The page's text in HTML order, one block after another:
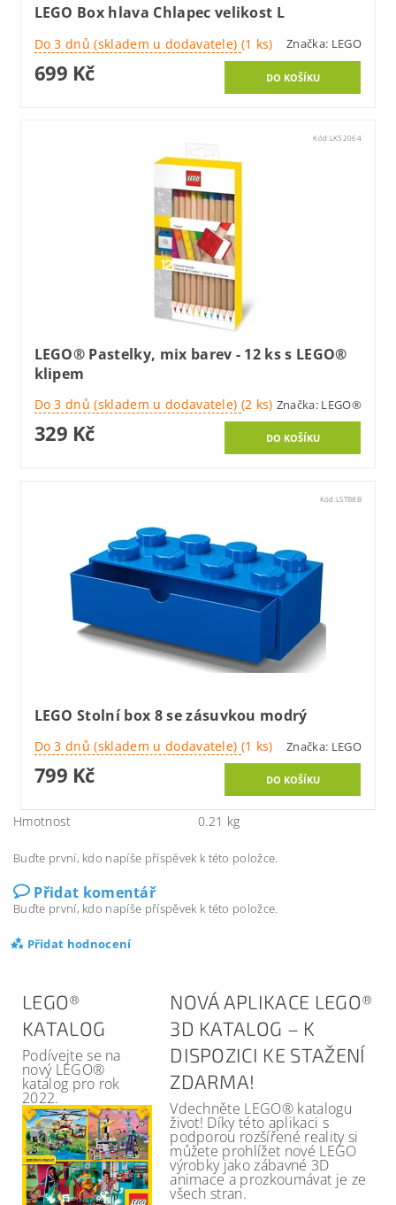
LEGO Box hlava Chlapec velikost L
Do 3 dnů (skladem u dodavatele) (1 ks) Značka: LEGO
699 Kč
Kód: LK52064
LEGO® Pastelky, mix barev - 12 ks s LEGO®
klipem
Do 3 dnů (skladem u dodavatele) (2 ks) Značka: LEGO®
329 Kč
Kód:LSTB8B
LEGO Stolní box 8 se zásuvkou modrý
Do 3 dnů (skladem u dodavatele) (1 ks) Značka: LEGO
799 Kč
Hmotnost 0.21 kg
Buďte první, kdo napíše příspěvek k této položce.
Přidat komentář
Buďte první, kdo napíše příspěvek k této položce.
Přidat hodnocení
LEGO®
KATALOG
Podívejte se na
nový LEGO®
katalog pro rok
2022.
NOVÁ APLIKACE LEGO®
3D KATALOG – K
DISPOZICI KE STAŽENÍ
ZDARMA!
Vdechněte LEGO® katalogu
život! Díky této aplikaci s
podporou rozšířené reality si
můžete prohlížet nové LEGO
výrobky jako zábavné 3D
animace a prozkoumávat je ze
všech stran.